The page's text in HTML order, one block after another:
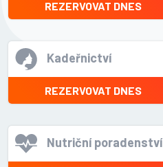
REZERVOVAT DNES
Kadeřnictví
REZERVOVAT DNES
Nutriční poradenství